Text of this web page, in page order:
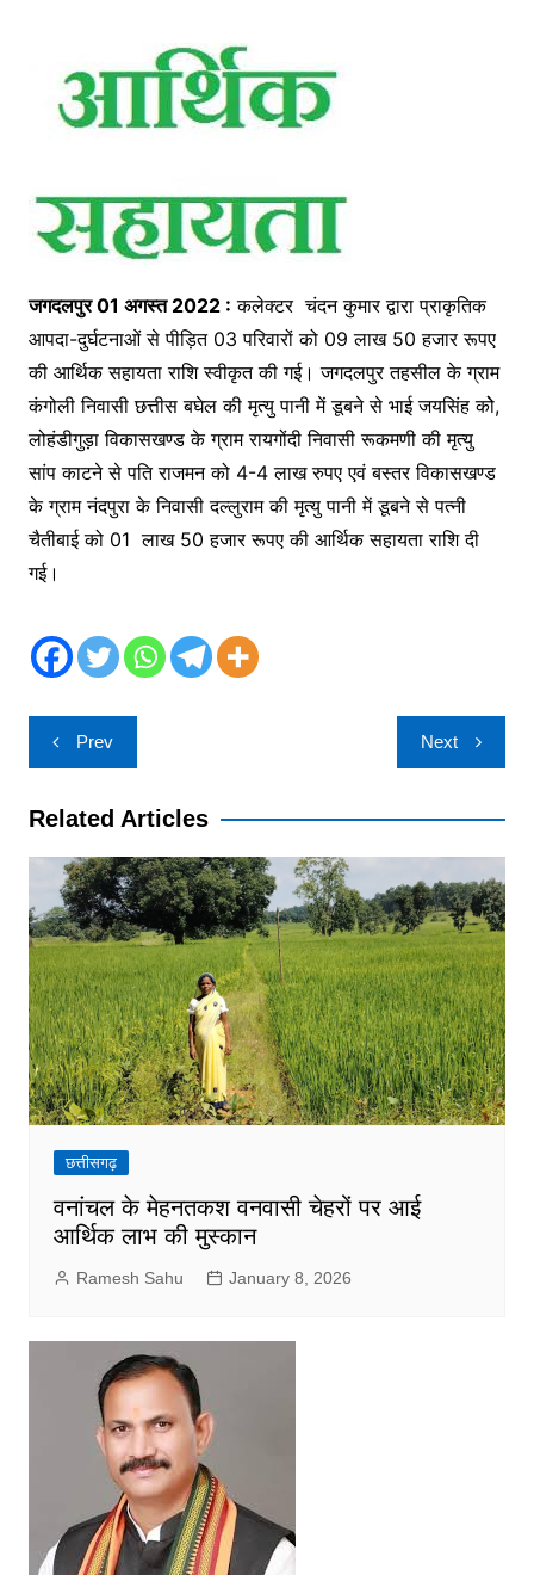
जगदलपुर 01 अगस्त 2022 : कलेक्टर चंदन कुमार द्वारा प्राकृतिक
आपदा-दुर्घटनाओं से पीड़ित 03 परिवारों को 09 लाख 50 हजार रूपए
की आर्थिक सहायता राशि स्वीकृत की गई। जगदलपुर तहसील के ग्राम
कंगोली निवासी छत्तीस बघेल की मृत्यु पानी में डूबने से भाई जयसिंह कोे,
लोहंडीगुड़ा विकासखण्ड के ग्राम रायगोंदी निवासी रूकमणी की मृत्यु
सांप काटने से पति राजमन को 4-4 लाख रुपए एवं बस्तर विकासखण्ड
के ग्राम नंदपुरा के निवासी दल्लुराम की मृत्यु पानी में डूबने से पत्नी
चैतीबाई को 01 लाख 50 हजार रूपए की आर्थिक सहायता राशि दी
गई।
Post
navigation
Prev Next
Related Articles
छत्तीसगढ़
वनांचल के मेहनतकश वनवासी चेहरों पर आई
आर्थिक लाभ की मुस्कान
Ramesh Sahu January 8, 2026